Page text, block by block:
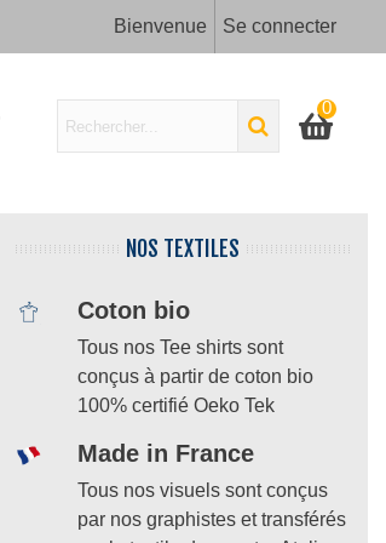
Bienvenue Se connecter
0
NOS TEXTILES
Coton bio
Tous nos Tee shirts sont
conçus à partir de coton bio
100% certifié Oeko Tek
Made in France
Tous nos visuels sont conçus
par nos graphistes et transférés